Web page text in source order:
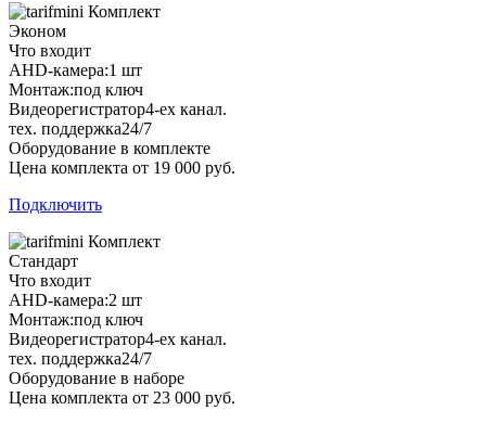
Комплект
Эконом
Что входит
AHD-камера:1 шт
Монтаж:под ключ
Видеорегистратор4-ех канал.
тех. поддержка24/7
Оборудование в комплекте
Цена комплекта от 19 000 руб.
Подключить
Комплект
Стандарт
Что входит
AHD-камера:2 шт
Монтаж:под ключ
Видеорегистратор4-ех канал.
тех. поддержка24/7
Оборудование в наборе
Цена комплекта от 23 000 руб.